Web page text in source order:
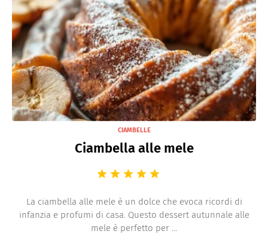
CIAMBELLE
Ciambella alle mele
La ciambella alle mele è un dolce che evoca ricordi di
infanzia e profumi di casa. Questo dessert autunnale alle
mele è perfetto per ...